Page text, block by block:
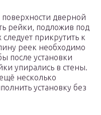
дверной
рейки, подложив под
прикрутить к
реек необходимо
после установки
упирались в стены.
ещё несколько
установку без